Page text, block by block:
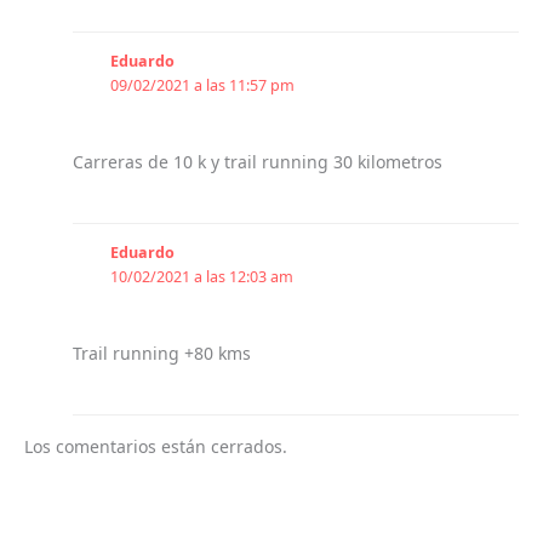
Eduardo
09/02/2021 a las 11:57 pm
Carreras de 10 k y trail running 30 kilometros
Eduardo
10/02/2021 a las 12:03 am
Trail running +80 kms
Los comentarios están cerrados.